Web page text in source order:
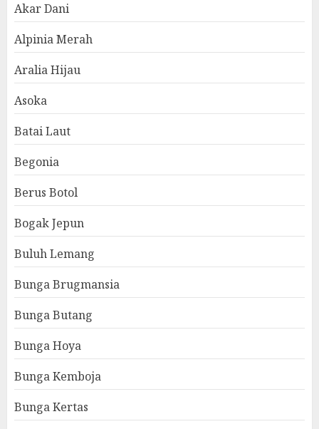
Akar Dani
Alpinia Merah
Aralia Hijau
Asoka
Batai Laut
Begonia
Berus Botol
Bogak Jepun
Buluh Lemang
Bunga Brugmansia
Bunga Butang
Bunga Hoya
Bunga Kemboja
Bunga Kertas